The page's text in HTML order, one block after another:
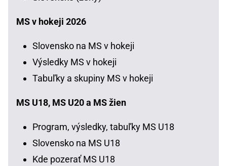
MS v hokeji 2026
Slovensko na MS v hokeji
Výsledky MS v hokeji
Tabuľky a skupiny MS v hokeji
MS U18, MS U20 a MS žien
Program, výsledky, tabuľky MS U18
Slovensko na MS U18
Kde pozerať MS U18